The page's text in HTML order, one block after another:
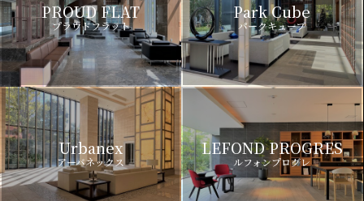
PROUD FLAT
プラウドフラット
Park Cube
パークキューブ
Urbanex
アーバネックス
LEFOND PROGRES
ルフォンプログレ